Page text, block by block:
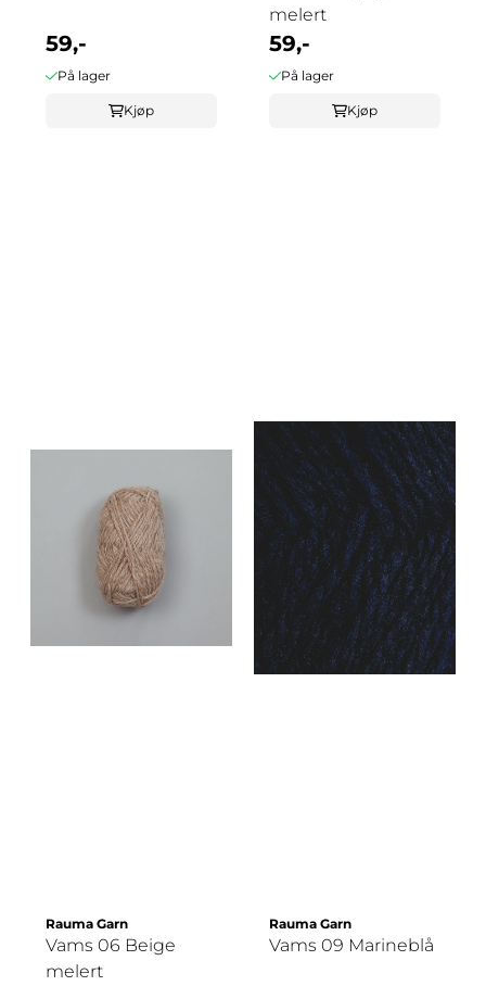
59,-
På lager
Kjøp
melert
59,-
På lager
Kjøp
Rauma Garn
Vams 06 Beige
melert
Rauma Garn
Vams 09 Marineblå